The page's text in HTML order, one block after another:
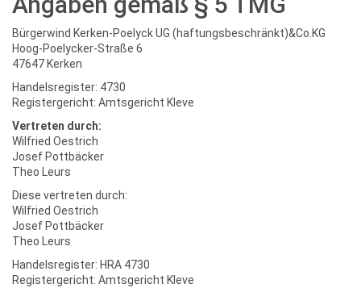
Bürgerwind Kerken-Poelyck UG (haftungsbeschränkt)&Co.KG
Hoog-Poelycker-Straße 6
47647 Kerken
Handelsregister: 4730
Registergericht: Amtsgericht Kleve
Vertreten durch:
Wilfried Oestrich
Josef Pottbäcker
Theo Leurs
Diese vertreten durch:
Wilfried Oestrich
Josef Pottbäcker
Theo Leurs
Handelsregister: HRA 4730
Registergericht: Amtsgericht Kleve